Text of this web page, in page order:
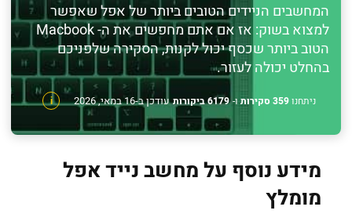
המחשבים הניידים הטובים ביותר של אפל שאפשר
למצוא בשוק: אז אם אתם מחפשים את ה- Macbook
הטוב ביותר שכסף יכול לקנות, הסקירה שלפניכם
בהחלט יכולה לעזור.
ניתחנו359 סקירות ו- 6179 ביקורות i עודכן ב-16 במאי, 2026
מידע נוסף על מחשב נייד אפל
מומלץ